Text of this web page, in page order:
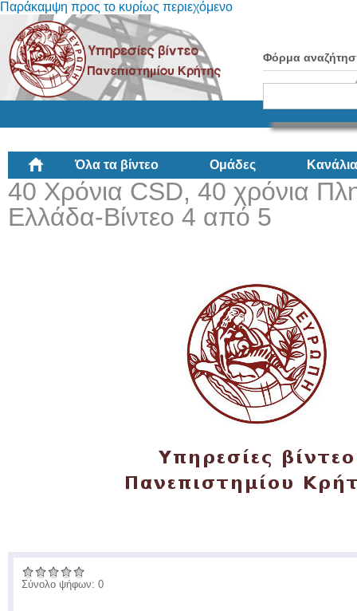
Παράκαμψη προς το κυρίως περιεχόμενο
Φόρμα
Όλα τα βίντεο Ομάδες Κανάλια
40 Χρόνια CSD, 40 χρόνια
Ελλάδα-Βίντεο 4 από 5
Σύνολο ψήφων: 0